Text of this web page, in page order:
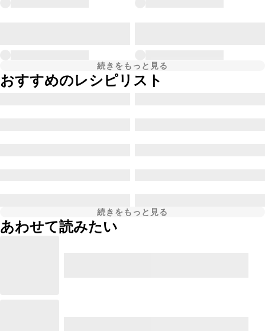
続きをもっと見る
おすすめのレシピリスト
続きをもっと見る
あわせて読みたい